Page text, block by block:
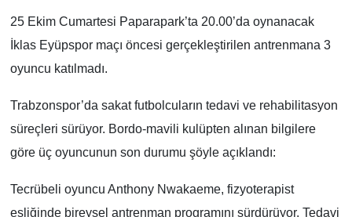
25 Ekim Cumartesi Paparapark’ta 20.00’da oynanacak
İklas Eyüpspor maçı öncesi gerçekleştirilen antrenmana 3
oyuncu katılmadı.
Trabzonspor’da sakat futbolcuların tedavi ve rehabilitasyon
süreçleri sürüyor. Bordo-mavili kulüpten alınan bilgilere
göre üç oyuncunun son durumu şöyle açıklandı:
Tecrübeli oyuncu Anthony Nwakaeme, fizyoterapist
eşliğinde bireysel antrenman programını sürdürüyor. Tedavi